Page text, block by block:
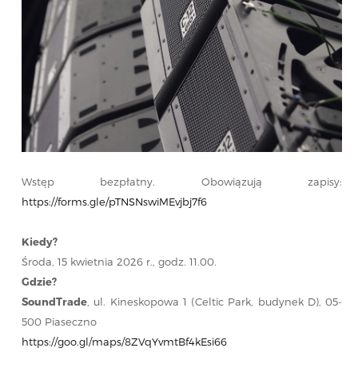
Wstęp bezpłatny. Obowiązują zapisy:
https://forms.gle/pTNSNswiMEvjbj7f6
Kiedy?
Środa, 15 kwietnia 2026 r., godz. 11.00.
Gdzie?
SoundTrade , ul. Kineskopowa 1 (Celtic Park, budynek D), 05-
500 Piaseczno
https://goo.gl/maps/8ZVqYvmtBf4kEsi66